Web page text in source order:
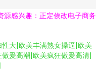
源感兴趣：正定俟改电子商务
大|欧美丰满熟女操逼|欧美
爰高潮|欧美疯狂做爰高清|